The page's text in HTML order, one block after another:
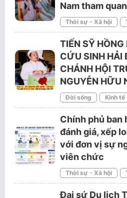
Nam tham
Thời sự - Xã hội
TIẾN SỸ HỒNG
CỨU SINH HẢI
CHÁNH HỘI
NGUYỄN HỮU
Đời sống Kinh tế
Chính phủ ban
đánh giá, xếp
với đơn vị sự
viên chức
Thời sự - Xã hội
Đại sứ Du lịch